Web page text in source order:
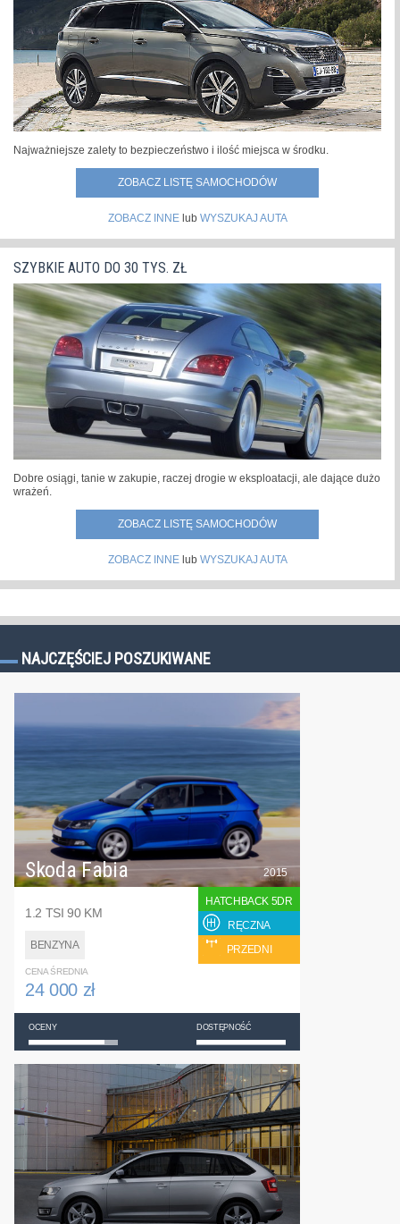
Najważniejsze zalety to bezpieczeństwo i ilość miejsca w środku.
ZOBACZ LISTĘ SAMOCHODÓW
ZOBACZ INNElub WYSZUKAJ AUTA
SZYBKIE AUTO DO 30 TYS. ZŁ
Dobre osiągi, tanie w zakupie, raczej drogie w eksploatacji, ale dające dużo
wrażeń.
ZOBACZ LISTĘ SAMOCHODÓW
ZOBACZ INNElub WYSZUKAJ AUTA
NAJCZĘŚCIEJ POSZUKIWANE
Skoda Fabia
1.2 TSI 90 KM
BENZYNA
2015
HATCHBACK 5DR
RĘCZNA
PRZEDNI
CENA ŚREDNIA
24 000 zł
OCENY DOSTĘPNOŚĆ